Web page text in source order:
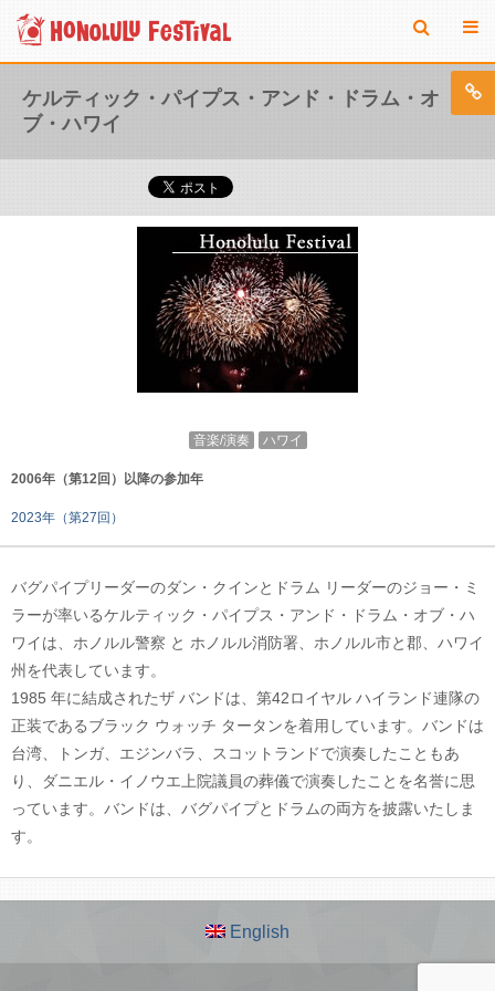
ケルティック・パイプス・アンド・ドラム・オ
ブ・ハワイ
音楽/演奏 ハワイ
2006年（第12回）以降の参加年
2023年（第27回）
バグパイプリーダーのダン・クインとドラム リーダーのジョー・ミ
ラーが率いるケルティック・パイプス・アンド・ドラム・オブ・ハ
ワイは、ホノルル警察 と ホノルル消防署、ホノルル市と郡、ハワイ
州を代表しています。
1985 年に結成されたザ バンドは、第42ロイヤル ハイランド連隊の
正装であるブラック ウォッチ タータンを着用しています。バンドは
台湾、トンガ、エジンバラ、スコットランドで演奏したこともあ
り、ダニエル・イノウエ上院議員の葬儀で演奏したことを名誉に思
っています。バンドは、バグパイプとドラムの両方を披露いたしま
す。
English